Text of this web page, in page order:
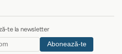
te la newsletter
Abonează-te